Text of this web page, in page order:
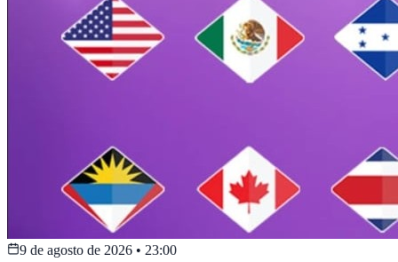
9 de agosto de 2026 • 23:00